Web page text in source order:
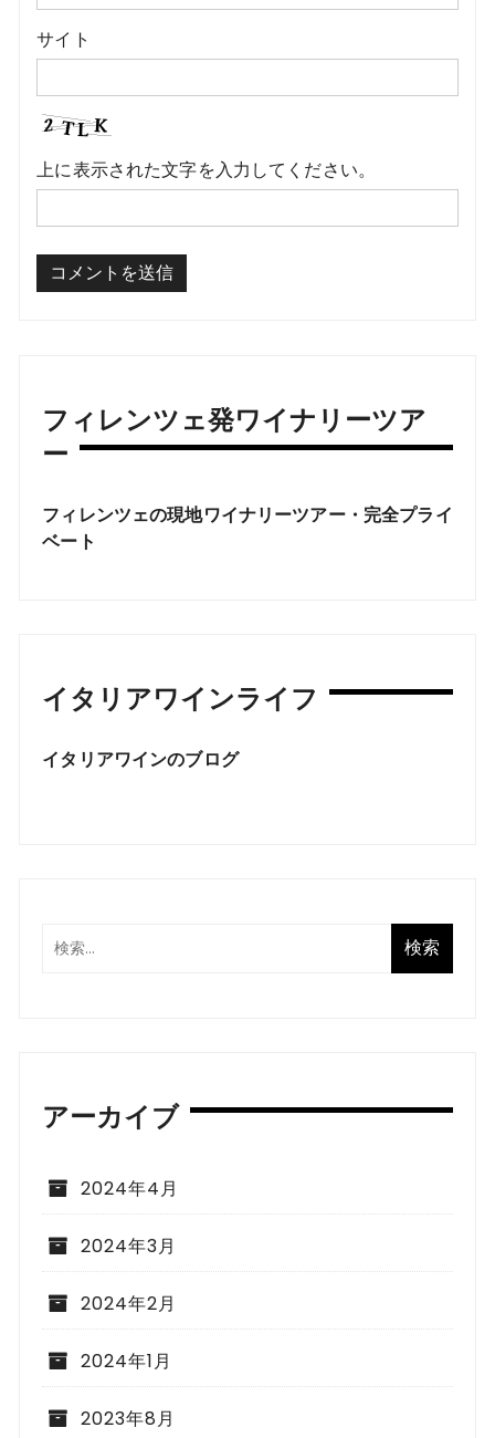
サイト
上に表示された文字を入力してください。
フィレンツェ発ワイナリーツア
ー
フィレンツェの現地ワイナリーツアー・完全プライ
ベート
イタリアワインライフ
イタリアワインのブログ
アーカイブ
2024年4月
2024年3月
2024年2月
2024年1月
2023年8月